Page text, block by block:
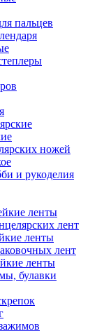
пальцев
ножей
и рукоделия
ленты
лент
ленты
лент
ленты
булавки